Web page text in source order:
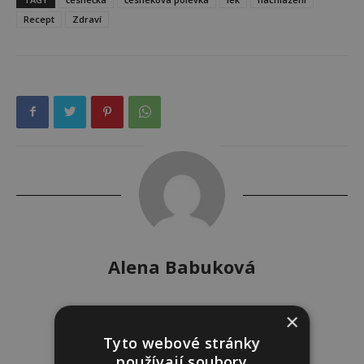
Recept
Zdraví
Alena Babuková
×
Tyto webové stránky